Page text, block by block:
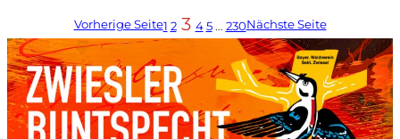
Vorherige Seite1 2 3 4 5 … 230Nächste Seite